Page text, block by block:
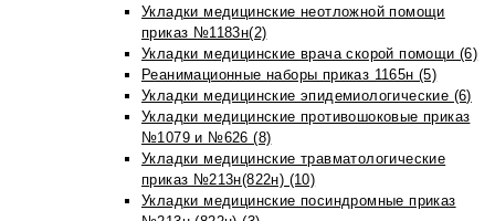
Укладки медицинские неотложной помощи
приказ №1183н(2)
Укладки медицинские врача скорой помощи (6)
Реанимационные наборы приказ 1165н (5)
Укладки медицинские эпидемиологические (6)
Укладки медицинские противошоковые приказ
№1079 и №626 (8)
Укладки медицинские травматологические
приказ №213н(822н) (10)
Укладки медицинские посиндромные приказ